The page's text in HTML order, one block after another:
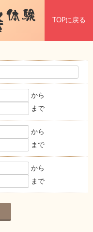
体験 TOPに戻る
から
まで
から
まで
から
まで